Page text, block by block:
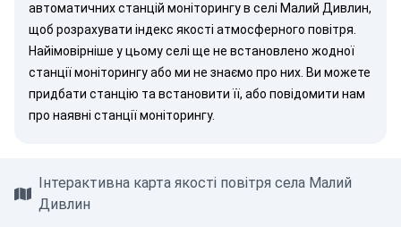
автоматичних станцій моніторингу в селі Малий Дивлин,
щоб розрахувати індекс якості атмосферного повітря.
Найімовірніше у цьому селі ще не встановлено жодної
станції моніторингу або ми не знаємо про них. Ви можете
придбати станцію та встановити її, або повідомити нам
про наявні станції моніторингу.
Інтерактивна карта якості повітря села Малий
Дивлин